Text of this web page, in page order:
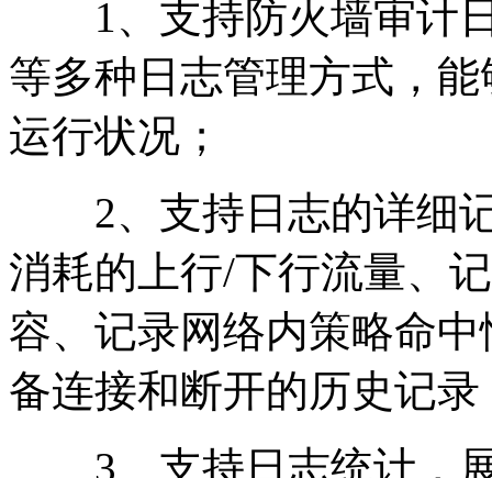
1、支持防火墙审计日
等多种日志管理方式，
运行状况；
2、支持日志的详细记
消耗的上行/下行流量、
容、记录网络内策略命
备连接和断开的历史记录
3、支持日志统计，展